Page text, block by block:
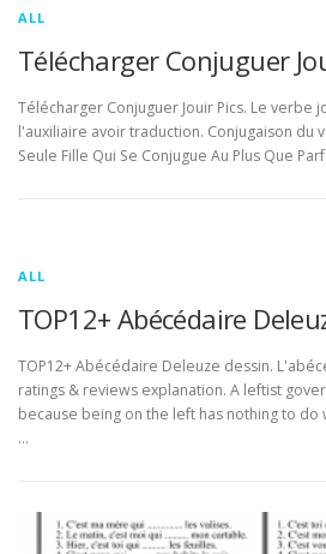
ALL
Télécharger Conjuguer
Télécharger Conjuguer Jouir Pics. Le verbe
l'auxiliaire avoir traduction. Conjugaison du
Seule Fille Qui Se Conjugue Au Plus Que
ALL
TOP12+ Abécédaire
TOP12+ Abécédaire Deleuze dessin.
ratings & reviews explanation. A leftist
because being on the left has nothing to
…